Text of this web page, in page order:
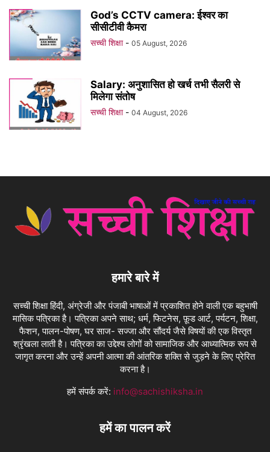
God’s CCTV camera: ईश्वर का
सीसीटीवी कैमरा
सच्ची शिक्षा - 05 August, 2026
Salary: अनुशासित हो खर्च तभी सैलरी से
मिलेगा संतोष
सच्ची शिक्षा - 04 August, 2026
हमारे बारे में
सच्ची शिक्षा हिंदी, अंग्रेजी और पंजाबी भाषाओं में प्रकाशित होने वाली एक बहुभाषी
मासिक पत्रिका है। पत्रिका अपने साथ; धर्म, फिटनेस, फ़ूड आर्ट, पर्यटन, शिक्षा,
फैशन, पालन-पोषण, घर साज- सज्जा और सौंदर्य जैसे विषयों की एक विस्तृत
श्रृंखला लाती है। पत्रिका का उद्देश्य लोगों को सामाजिक और आध्यात्मिक रूप से
जागृत करना और उन्हें अपनी आत्मा की आंतरिक शक्ति से जुड़ने के लिए प्रेरित
करना है।
हमें संपर्क करें: info@sachishiksha.in
हमें का पालन करें